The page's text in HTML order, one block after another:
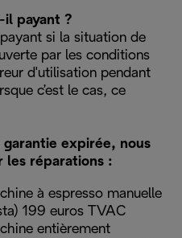
il payant ?
si la situation de
par les conditions
d'utilisation pendant
c’est le cas, ce
expirée, nous
réparations :
à espresso manuelle
199 euros TVAC
entièrement